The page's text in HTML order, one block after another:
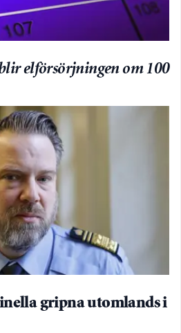
elförsörjningen om 100
gripna utomlands i